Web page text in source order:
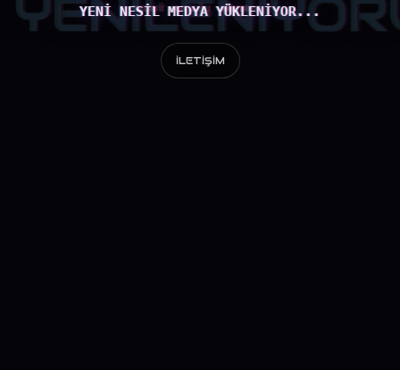
YENI NESIL MEDYA YÜKLENIYOR...
İLETIŞIM